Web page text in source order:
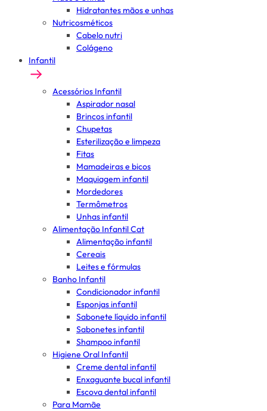
Hidratantes mãos e unhas
Nutricosméticos
Cabelo nutri
Colágeno
Infantil
Acessórios Infantil
Aspirador nasal
Brincos infantil
Chupetas
Esterilização e limpeza
Fitas
Mamadeiras e bicos
Maquiagem infantil
Mordedores
Termômetros
Unhas infantil
Alimentação Infantil Cat
Alimentação infantil
Cereais
Leites e fórmulas
Banho Infantil
Condicionador infantil
Esponjas infantil
Sabonete líquido infantil
Sabonetes infantil
Shampoo infantil
Higiene Oral Infantil
Creme dental infantil
Enxaguante bucal infantil
Escova dental infantil
Para Mamãe